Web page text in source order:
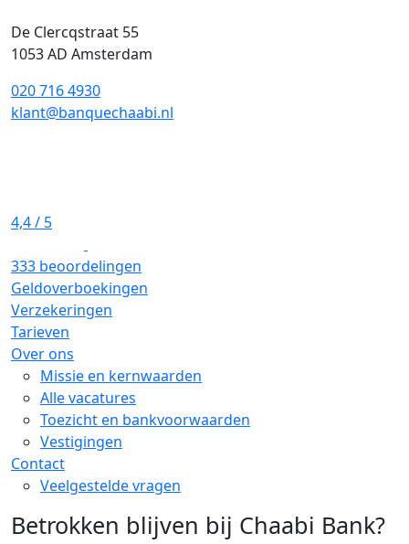
De Clercqstraat 55
1053 AD Amsterdam
020 716 4930
klant@banquechaabi.nl
4,4/ 5
333 beoordelingen
Geldoverboekingen
Verzekeringen
Tarieven
Over ons
Missie en kernwaarden
Alle vacatures
Toezicht en bankvoorwaarden
Vestigingen
Contact
Veelgestelde vragen
Betrokken blijven bij Chaabi Bank?